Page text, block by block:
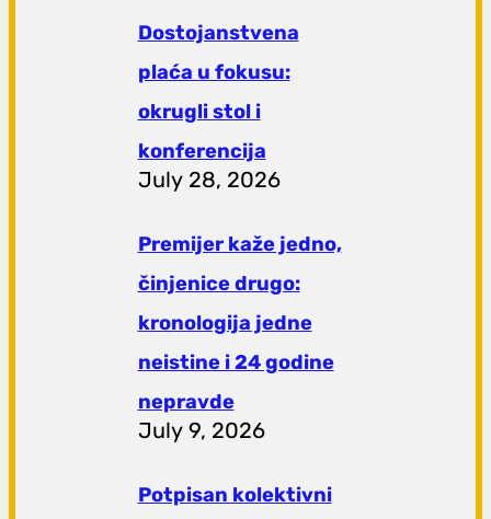
Dostojanstvena
plaća u fokusu:
okrugli stol i
konferencija
July 28, 2026
Premijer kaže jedno,
činjenice drugo:
kronologija jedne
neistine i 24 godine
nepravde
July 9, 2026
Potpisan kolektivni